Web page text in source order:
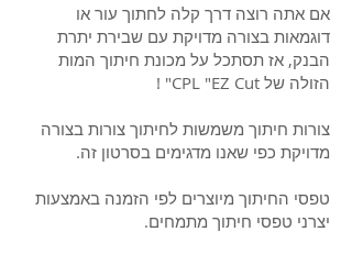
אם אתה רוצה דרך קלה לחתוך עור או
דוגמאות בצורה מדויקת עם שבירת יתרת
הבנק, אז תסתכל על מכונת חיתוך המות
הזולה של CPL "EZ Cut" !
צורות חיתוך משמשות לחיתוך צורות בצורה
מדויקת כפי שאנו מדגימים בסרטון זה.
טפסי החיתוך מיוצרים לפי הזמנה באמצעות
יצרני טפסי חיתוך מתמחים.